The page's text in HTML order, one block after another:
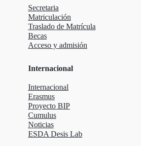
Secretaria
Matriculación
Traslado de Matrícula
Becas
Acceso y admisión
Internacional
Internacional
Erasmus
Proyecto BIP
Cumulus
Noticias
ESDA Desis Lab